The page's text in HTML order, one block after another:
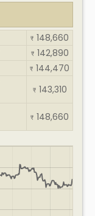
₹ 148,660
₹ 142,890
₹ 144,470
₹ 143,310
₹ 148,660